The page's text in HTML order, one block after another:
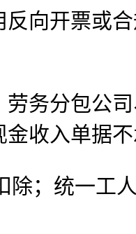
向开票或
分包公司
收入单据不
；统一工